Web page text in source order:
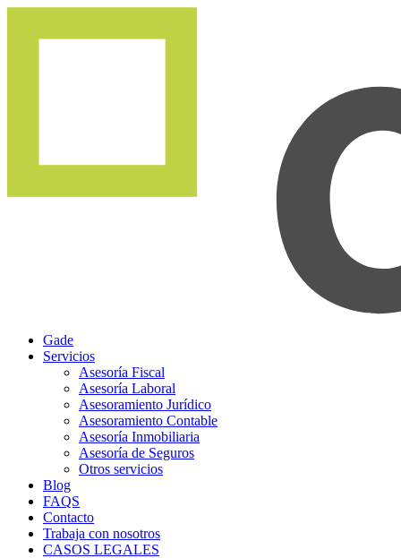
Gade
Servicios
Asesoría Fiscal
Asesoría Laboral
Asesoramiento Jurídico
Asesoramiento Contable
Asesoría Inmobiliaria
Asesoría de Seguros
Otros servicios
Blog
FAQS
Contacto
Trabaja con nosotros
CASOS LEGALES